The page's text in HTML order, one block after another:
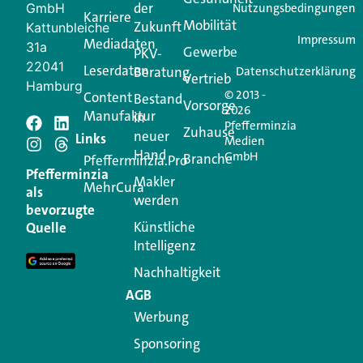
Jetzt anmelden
Schreiben Sie einen
Kommentar
Ihre E-Mail-Adresse wird nicht veröffentlicht.
Erforderliche Felder sind mit
Kommentar
GmbH
Kattunbleiche
31a
22041
Hamburg
Pfefferminzia
als
bevorzugte
Quelle
Karriere
Mediadaten
Leserdaten
Content
Manufaktur
Links
Pfefferminzia.Pro
MehrCura
der
Zukunft
PKV-
Beratung
Bestand
in
neuer
Hand
Makler
werden
Künstliche
Intelligenz
Nachhaltigkeit
AGB
Werbung
Sponsoring
Mobilität
Gewerbe
Vertrieb
Vorsorge
Zuhause
Branche
© 2013 -
2026
Pfefferminzia
Medien
GmbH
Nutzungsbedingungen
Impressum
Datenschutzerklärung